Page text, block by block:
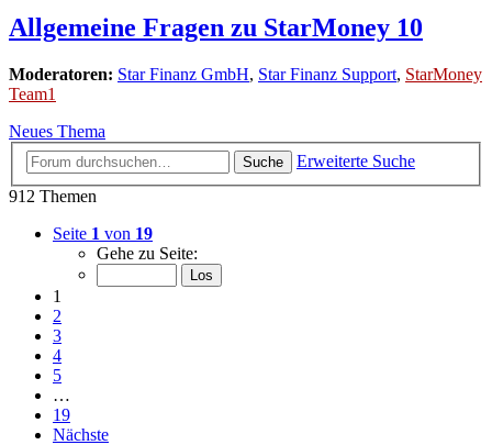
Allgemeine Fragen zu StarMoney 10
Moderatoren: Star Finanz GmbH, Star Finanz Support, StarMoney
Team1
Neues Thema
Suche
Erweiterte Suche
912 Themen
Seite 1 von 19
Gehe zu Seite:
1
2
3
4
5
…
19
Nächste